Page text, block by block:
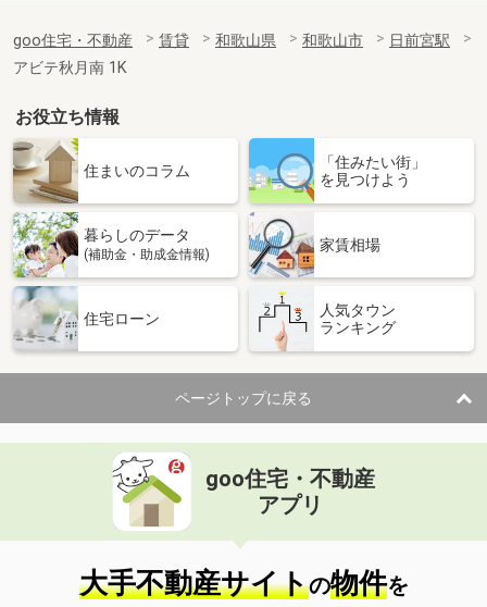
goo住宅・不動産 賃貸 和歌山県 和歌山市
日前宮駅
アビテ秋月南 1K
お役立ち情報
住まいのコラム
「住みたい街」
を見つけよう
暮らしのデータ
(補助金・助成金情報)
家賃相場
住宅ローン
人気タウン
ランキング
ページトップに戻る
goo住宅・不動産
アプリ
大手不動産サイトの物件を